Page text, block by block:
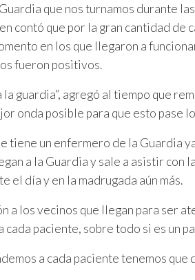
que nos turnamos durante
contó que por la gran cantidad de
en los que llegaron a
fueron positivos.
guardia”, agregó al tiempo que
onda posible para que esto pase
tiene un enfermero de la Guardia
a la Guardia y sale a asistir con
el día y en la madrugada aún más.
a los vecinos que llegan para ser
cada paciente, sobre todo si es un
a cada paciente tenemos que